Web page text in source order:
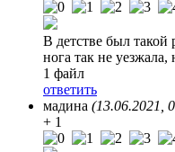
В детстве был такой
нога так не
1 файл
ответить
мадина (13.06.2021,
+ 1